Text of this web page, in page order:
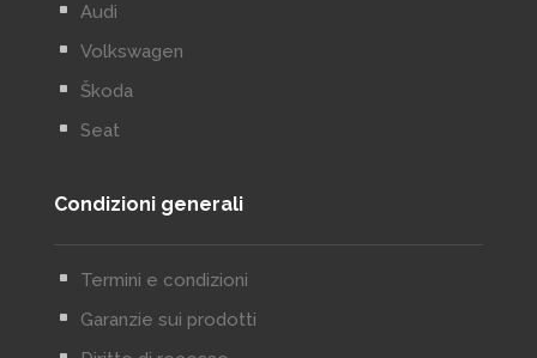
^ Audi
^ Volkswagen
^ Škoda
^ Seat
Condizioni generali
^ Termini e condizioni
^ Garanzie sui prodotti